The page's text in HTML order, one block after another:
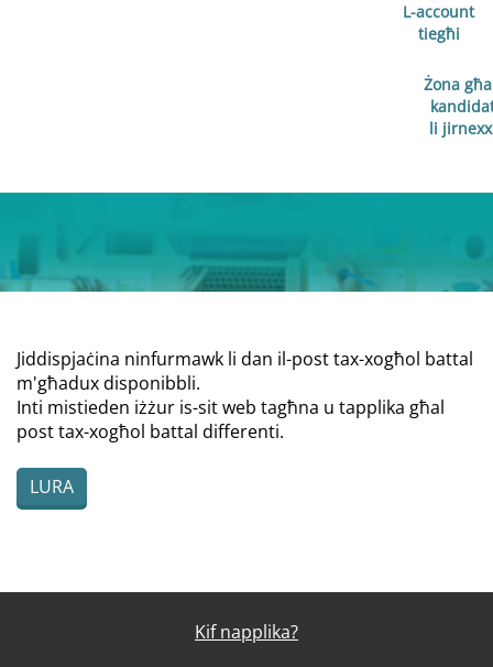
L-account
tiegħi
Żona
li
Jiddispjaċina ninfurmawk li dan il-post tax-xogħol battal
m'għadux disponibbli.
Inti mistieden iżżur is-sit web tagħna u tapplika għal
post tax-xogħol battal differenti.
LURA
Kif napplika?